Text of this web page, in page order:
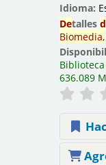
Idioma:
Detalles
Biomedia,
Biblioteca
636.089